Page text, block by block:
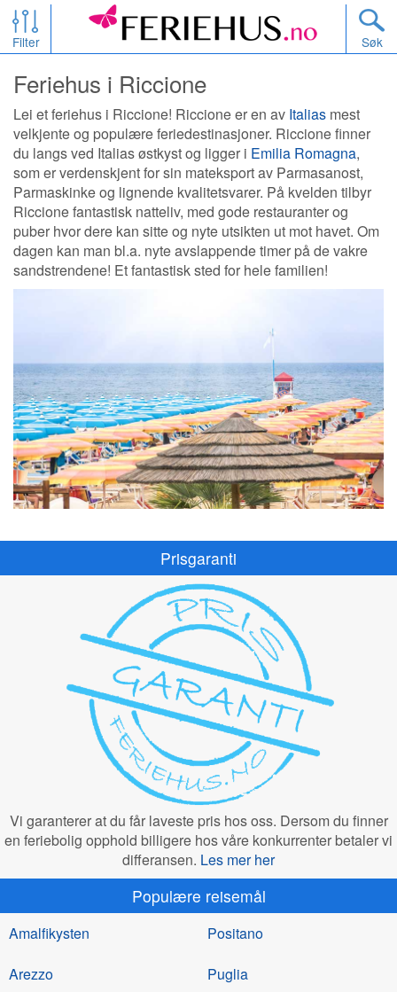
Filter Søk
Feriehus i Riccione
Lei et feriehus i Riccione! Riccione er en av Italias mest
velkjente og populære feriedestinasjoner. Riccione finner
du langs ved Italias østkyst og ligger i Emilia Romagna,
som er verdenskjent for sin mateksport av Parmasanost,
Parmaskinke og lignende kvalitetsvarer. På kvelden tilbyr
Riccione fantastisk natteliv, med gode restauranter og
puber hvor dere kan sitte og nyte utsikten ut mot havet. Om
dagen kan man bl.a. nyte avslappende timer på de vakre
sandstrendene! Et fantastisk sted for hele familien!
Prisgaranti
Vi garanterer at du får laveste pris hos oss. Dersom du finner
en feriebolig opphold billigere hos våre konkurrenter betaler vi
differansen. Les mer her
Populære reisemål
Amalfikysten
Arezzo
Positano
Puglia